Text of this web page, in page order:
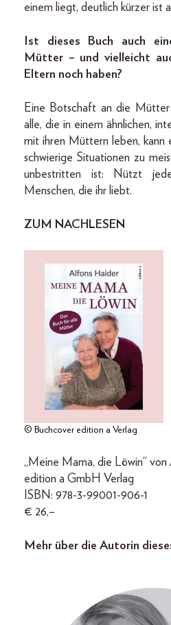
einem liegt, deutlich kürzer ist
Ist dieses Buch auch
Mütter – und vielleicht
Eltern noch haben?
Eine Botschaft an die
alle, die in einem ähnlichen,
mit ihren Müttern leben, kann
schwierige Situationen zu
unbestritten ist: Nützt
Menschen, die ihr liebt.
ZUM NACHLESEN
© Buchcover edition a Verlag
„Meine Mama, die Löwin“
edition a GmbH Verlag
ISBN: 978-3-99001-906-1
€ 26,–
Mehr über die Autorin